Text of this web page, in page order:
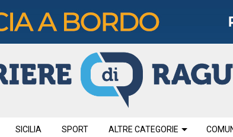
SICILIA SPORT ALTRE CATEGORIE